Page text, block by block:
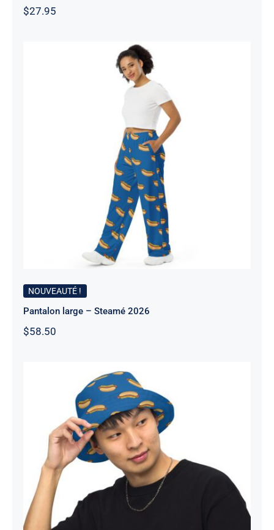
$27.95
Pantalon large – Steamé 2026
NOUVEAUTÉ !
Pantalon large – Steamé 2026
$58.50
Chapeau bob – Steamé 2026